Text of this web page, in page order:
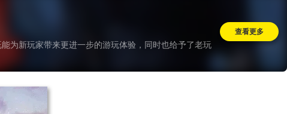
为新玩家带来更进一步的游玩体验，同时也给予了老玩
查看更多